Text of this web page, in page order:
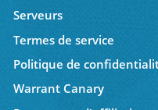
Serveurs
Termes de service
Politique de
Warrant Canary